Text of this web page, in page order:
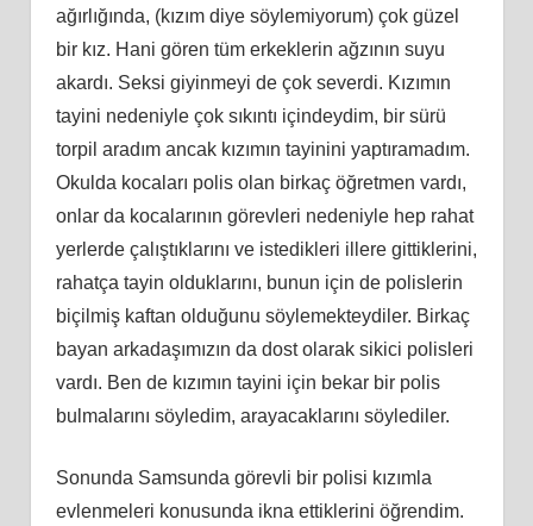
ağırlığında, (kızım diye söylemiyorum) çok güzel
bir kız. Hani gören tüm erkeklerin ağzının suyu
akardı. Seksi giyinmeyi de çok severdi. Kızımın
tayini nedeniyle çok sıkıntı içindeydim, bir sürü
torpil aradım ancak kızımın tayinini yaptıramadım.
Okulda kocaları polis olan birkaç öğretmen vardı,
onlar da kocalarının görevleri nedeniyle hep rahat
yerlerde çalıştıklarını ve istedikleri illere gittiklerini,
rahatça tayin olduklarını, bunun için de polislerin
biçilmiş kaftan olduğunu söylemekteydiler. Birkaç
bayan arkadaşımızın da dost olarak sikici polisleri
vardı. Ben de kızımın tayini için bekar bir polis
bulmalarını söyledim, arayacaklarını söylediler.
Sonunda Samsunda görevli bir polisi kızımla
evlenmeleri konusunda ikna ettiklerini öğrendim.